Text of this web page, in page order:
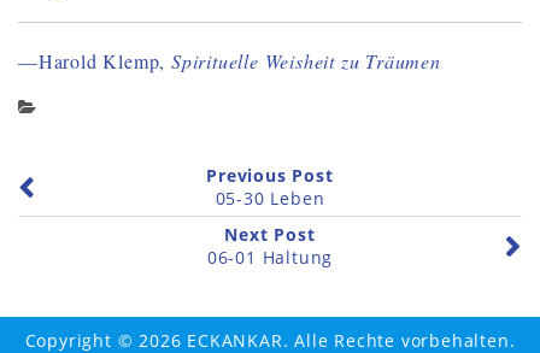
—Harold Klemp, Spirituelle Weisheit zu Träumen
Previous Post
05-30 Leben
Next Post
06-01 Haltung
Copyright © 2026 ECKANKAR. Alle Rechte vorbehalten.